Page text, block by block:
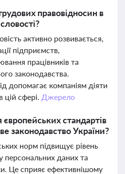
правовідносин в
активно розвивається,
підприємств,
працівників та
законодавства.
допомагає компаніям діяти
цій сфері. Джерело
стандартів
законодавство України?
норм підвищує рівень
персональних даних та
Це сприяє ефективнішому